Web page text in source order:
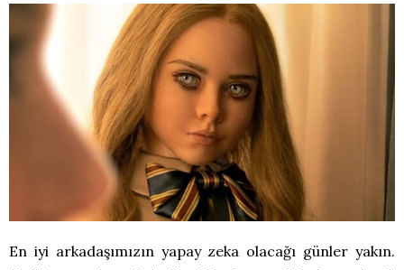
En iyi arkadaşımızın yapay zeka olacağı günler yakın.